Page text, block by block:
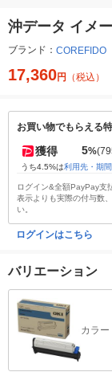
沖データ イメ
ブランド： COREFIDO
17,360円 （税込）
お買い物でもらえる
獲得 5%
うち4.5%は利用先・期
ログイン&全額PayPay支
表示よりも実際の付与数
い。
ログインはこちら
バリエーション
カラー